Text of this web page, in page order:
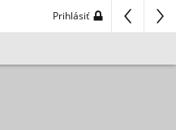
Prihlásiť